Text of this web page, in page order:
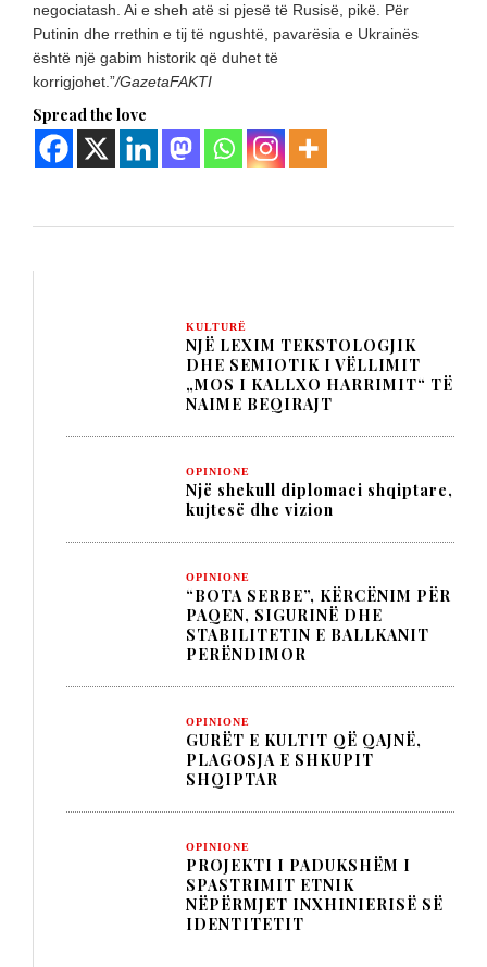
negociatash. Ai e sheh atë si pjesë të Rusisë, pikë. Për
Putinin dhe rrethin e tij të ngushtë, pavarësia e Ukrainës
është një gabim historik që duhet të
korrigjohet.”/GazetaFAKTI
Spread the love
KULTURË
NJË LEXIM TEKSTOLOGJIK
DHE SEMIOTIK I VËLLIMIT
„MOS I KALLXO HARRIMIT“ TË
NAIME BEQIRAJT
OPINIONE
Një shekull diplomaci shqiptare,
kujtesë dhe vizion
OPINIONE
“BOTA SERBE”, KËRCËNIM PËR
PAQEN, SIGURINË DHE
STABILITETIN E BALLKANIT
PERËNDIMOR
OPINIONE
GURËT E KULTIT QË QAJNË,
PLAGOSJA E SHKUPIT
SHQIPTAR
OPINIONE
PROJEKTI I PADUKSHËM I
SPASTRIMIT ETNIK
NËPËRMJET INXHINIERISË SË
IDENTITETIT